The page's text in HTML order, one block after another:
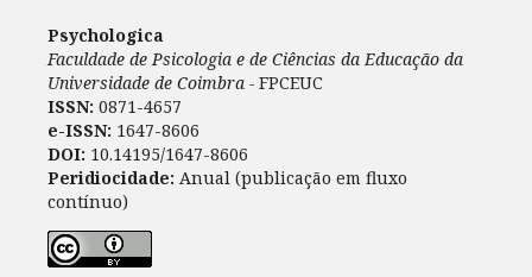
Psychologica
Faculdade de Psicologia e de Ciências da Educação da
Universidade de Coimbra - FPCEUC
ISSN: 0871-4657
e-ISSN: 1647-8606
DOI: 10.14195/1647-8606
Peridiocidade: Anual (publicação em fluxo
contínuo)